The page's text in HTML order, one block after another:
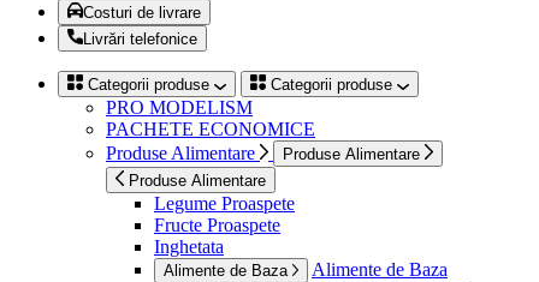
Costuri de livrare
Livrări telefonice
Categorii produse Categorii produse
PRO MODELISM
PACHETE ECONOMICE
Produse Alimentare
Produse Alimentare
Produse Alimentare
Legume Proaspete
Fructe Proaspete
Inghetata
Alimente de Baza Alimente de Baza